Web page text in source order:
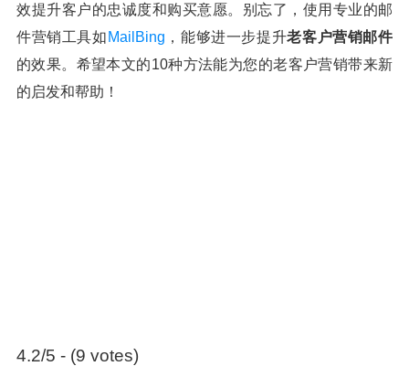
效提升客户的忠诚度和购买意愿。别忘了，使用专业的邮
件营销工具如 MailBing ，能够进一步提升老客户营销邮件
的效果。希望本文的10种方法能为您的老客户营销带来新
的启发和帮助！
4.2/5 - (9 votes)